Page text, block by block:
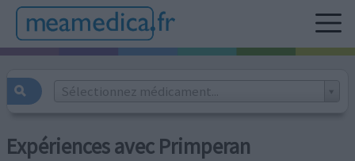
Sélectionnez médicament...
Expériences avec Primperan